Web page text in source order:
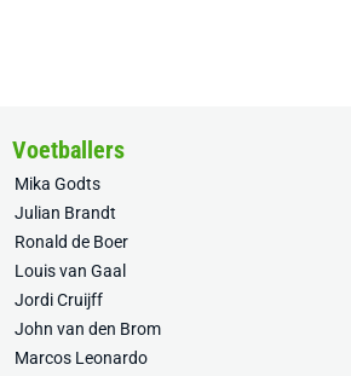
Voetballers
Mika Godts
Julian Brandt
Ronald de Boer
Louis van Gaal
Jordi Cruijff
John van den Brom
Marcos Leonardo